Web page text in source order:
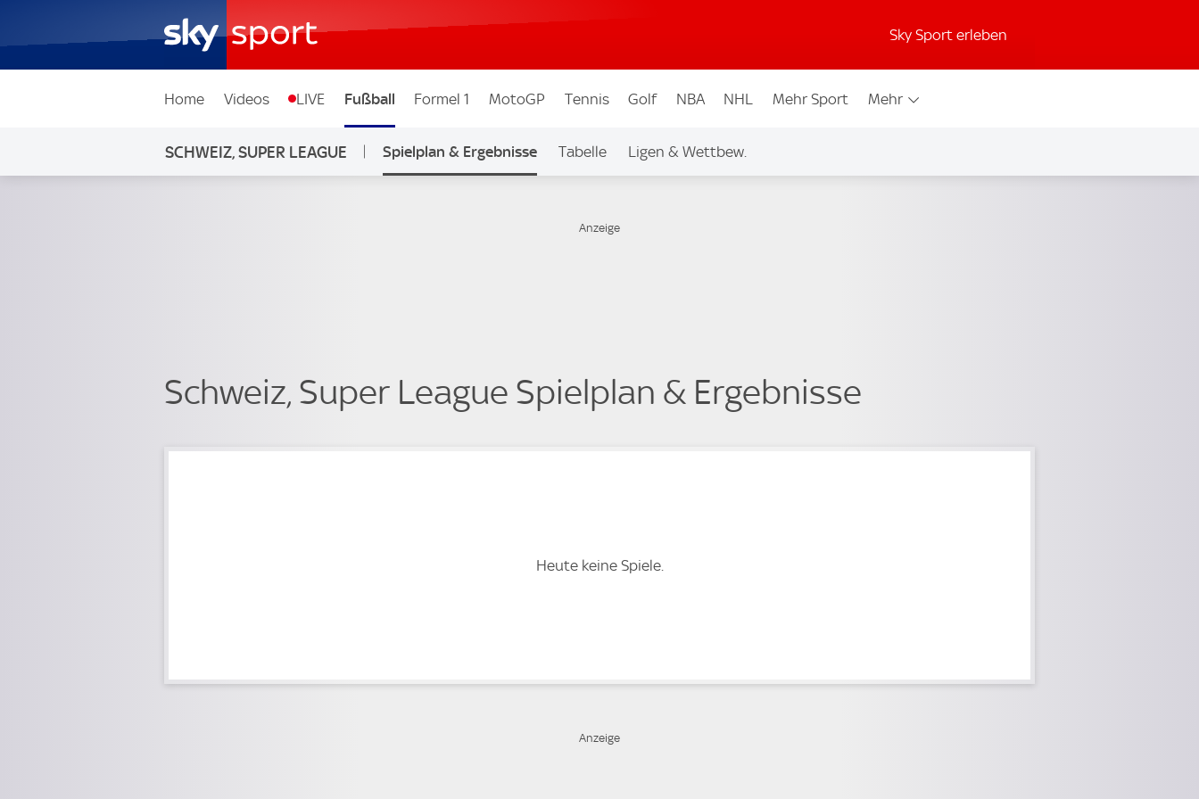
Sky Sport erleben
Home Videos LIVE Fußball Formel 1 MotoGP Tennis Golf NBA NHL Mehr Sport Mehr
SCHWEIZ, SUPER LEAGUE Spielplan & Ergebnisse Tabelle Ligen & Wettbew.
Schweiz, Super League Spielplan & Ergebnisse
Heute keine Spiele.